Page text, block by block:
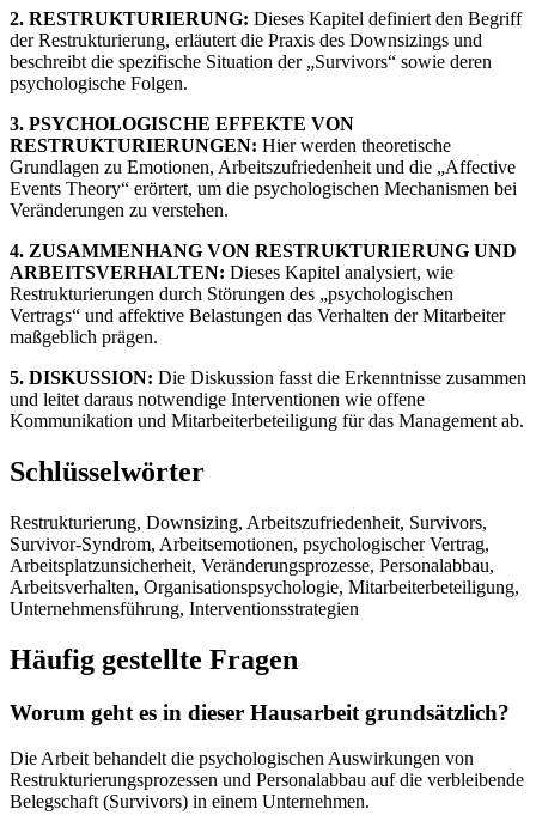
2. RESTRUKTURIERUNG: Dieses Kapitel definiert den Begriff
der Restrukturierung, erläutert die Praxis des Downsizings und
beschreibt die spezifische Situation der „Survivors“ sowie deren
psychologische Folgen.
3. PSYCHOLOGISCHE EFFEKTE VON
RESTRUKTURIERUNGEN: Hier werden theoretische
Grundlagen zu Emotionen, Arbeitszufriedenheit und die „Affective
Events Theory“ erörtert, um die psychologischen Mechanismen bei
Veränderungen zu verstehen.
4. ZUSAMMENHANG VON RESTRUKTURIERUNG UND
ARBEITSVERHALTEN: Dieses Kapitel analysiert, wie
Restrukturierungen durch Störungen des „psychologischen
Vertrags“ und affektive Belastungen das Verhalten der Mitarbeiter
maßgeblich prägen.
5. DISKUSSION: Die Diskussion fasst die Erkenntnisse zusammen
und leitet daraus notwendige Interventionen wie offene
Kommunikation und Mitarbeiterbeteiligung für das Management ab.
Schlüsselwörter
Restrukturierung, Downsizing, Arbeitszufriedenheit, Survivors,
Survivor-Syndrom, Arbeitsemotionen, psychologischer Vertrag,
Arbeitsplatzunsicherheit, Veränderungsprozesse, Personalabbau,
Arbeitsverhalten, Organisationspsychologie, Mitarbeiterbeteiligung,
Unternehmensführung, Interventionsstrategien
Häufig gestellte Fragen
Worum geht es in dieser Hausarbeit grundsätzlich?
Die Arbeit behandelt die psychologischen Auswirkungen von
Restrukturierungsprozessen und Personalabbau auf die verbleibende
Belegschaft (Survivors) in einem Unternehmen.